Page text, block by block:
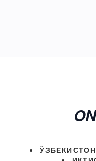
ЎЗБЕКИСТОН